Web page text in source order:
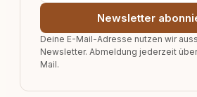
Newsletter
Deine E-Mail-Adresse nutzen wir
Newsletter. Abmeldung jederzeit
Mail.